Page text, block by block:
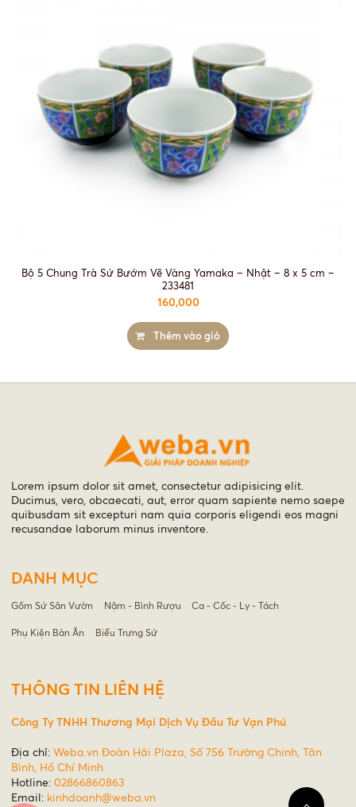
Bộ 5 Chung Trà Sứ Bướm Vẽ Vàng Yamaka – Nhật – 8 x 5 cm –
233481
160,000
Thêm vào giỏ
Lorem ipsum dolor sit amet, consectetur adipisicing elit.
Ducimus, vero, obcaecati, aut, error quam sapiente nemo saepe
quibusdam sit excepturi nam quia corporis eligendi eos magni
recusandae laborum minus inventore.
DANH MỤC
Gốm Sứ Sân Vườn Nậm - Bình Rượu Ca - Cốc - Ly - Tách
Phụ Kiện Bàn Ăn Biểu Trưng Sứ
THÔNG TIN LIÊN HỆ
Công Ty TNHH Thương Mại Dịch Vụ Đầu Tư Vạn Phú
Địa chỉ: Weba.vn Đoàn Hải Plaza, Số 756 Trường Chinh, Tân
Bình, Hồ Chí Minh
Hotline: 02866860863
Email: kinhdoanh@weba.vn